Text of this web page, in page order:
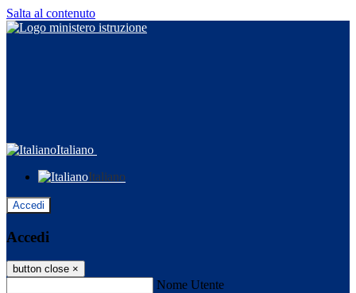
Salta al contenuto
Italiano
Italiano
Accedi
Accedi
button close ×
Nome Utente